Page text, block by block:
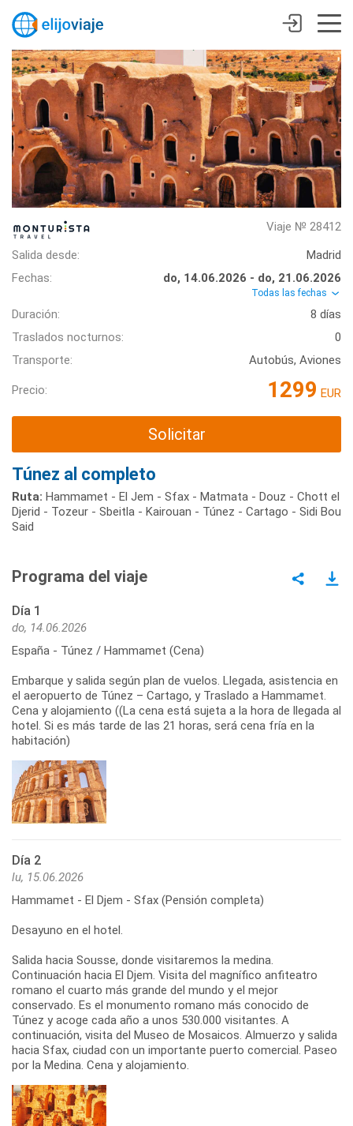
Viaje № 28412
Salida desde:
Madrid
Fechas:
do, 14.06.2026 - do, 21.06.2026
Todas las fechas
Duración:
8 días
Traslados nocturnos:
0
Transporte:
Autobús, Aviones
Precio: 1299 EUR
Solicitar
Túnez al completo
Ruta: Hammamet - El Jem - Sfax - Matmata - Douz - Chott el
Djerid - Tozeur - Sbeitla - Kairouan - Túnez - Cartago - Sidi Bou
Said
Programa del viaje
Día 1
do, 14.06.2026
España - Túnez / Hammamet (Cena)
Embarque y salida según plan de vuelos. Llegada, asistencia en
el aeropuerto de Túnez – Cartago, y Traslado a Hammamet.
Cena y alojamiento ((La cena está sujeta a la hora de llegada al
hotel. Si es más tarde de las 21 horas, será cena fría en la
habitación)
Día 2
lu, 15.06.2026
Hammamet - El Djem - Sfax (Pensión completa)
Desayuno en el hotel.
Salida hacia Sousse, donde visitaremos la medina.
Continuación hacia El Djem. Visita del magnífico anfiteatro
romano el cuarto más grande del mundo y el mejor
conservado. Es el monumento romano más conocido de
Túnez y acoge cada año a unos 530.000 visitantes. A
continuación, visita del Museo de Mosaicos. Almuerzo y salida
hacia Sfax, ciudad con un importante puerto comercial. Paseo
por la Medina. Cena y alojamiento.